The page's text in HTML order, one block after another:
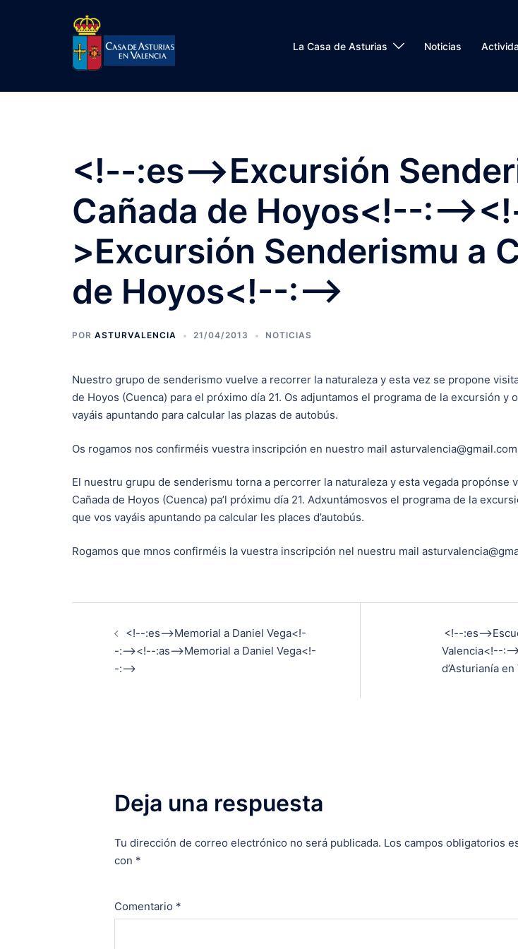
La Casa de Asturias Noticias
<!--:es-->Excursión
Cañada de Hoyos<!--:--
>Excursión Senderismu a
de Hoyos<!--:-->
POR ASTURVALENCIA 21/04/2013 NOTICIAS
Nuestro grupo de senderismo vuelve a recorrer la naturaleza y esta vez se propone
de Hoyos (Cuenca) para el próximo día 21. Os adjuntamos el programa de la excursión y
vayáis apuntando para calcular las plazas de autobús.
Os rogamos nos confirméis vuestra inscripción en nuestro mail asturvalencia@gmail.com
El nuestru grupu de senderismu torna a percorrer la naturaleza y esta vegada propónse
Cañada de Hoyos (Cuenca) pa’l próximu día 21. Adxuntámosvos el programa de la
que vos vayáis apuntando pa calcular les places d’autobús.
Rogamos que mnos confirméis la vuestra inscripción nel nuestru mail
entradas
<!--:es-->Memorial a Daniel Vega<!-
-:--><!--:as-->Memorial a Daniel Vega<!-
-:-->
<!--:es--
Valencia<!--:--
d’Asturianía
Deja una respuesta
Tu dirección de correo electrónico no será publicada. Los campos obligatorios
con *
Comentario *